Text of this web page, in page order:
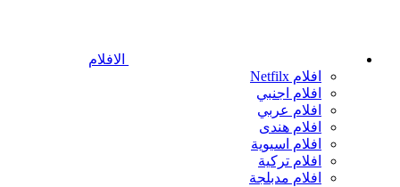
الافلام
افلام Netfilx
افلام اجنبي
افلام عربي
افلام هندى
افلام اسيوية
افلام تركية
افلام مدبلجة